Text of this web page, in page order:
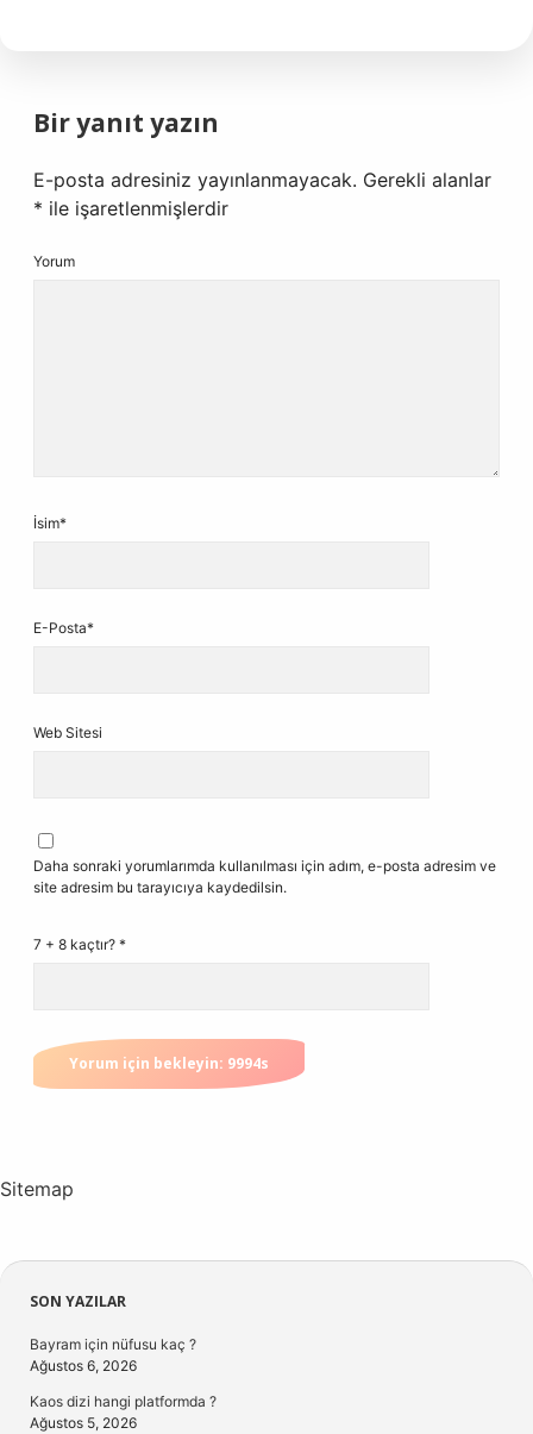
Bir yanıt yazın
E-posta adresiniz yayınlanmayacak. Gerekli alanlar
* ile işaretlenmişlerdir
Yorum
İsim*
E-Posta*
Web Sitesi
Daha sonraki yorumlarımda kullanılması için adım, e-posta adresim ve
site adresim bu tarayıcıya kaydedilsin.
7 + 8 kaçtır? *
Sitemap
Sidebar
SON YAZILAR
Bayram için nüfusu kaç ?
Ağustos 6, 2026
Kaos dizi hangi platformda ?
Ağustos 5, 2026